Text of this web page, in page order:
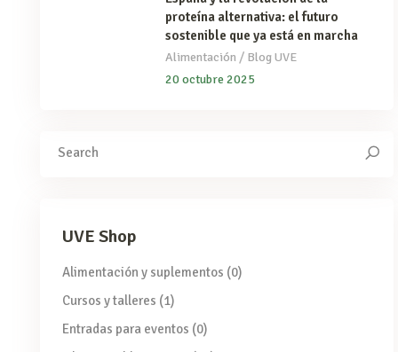
proteína alternativa: el futuro
sostenible que ya está en marcha
Alimentación / Blog UVE
20 octubre 2025
UVE Shop
Alimentación y suplementos (0)
Cursos y talleres (1)
Entradas para eventos (0)